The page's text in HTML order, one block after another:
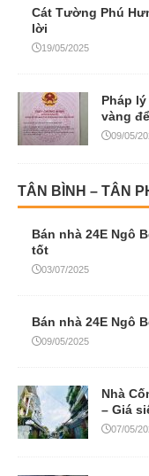
Cát Tường Phú
lời
19/05/2025
Pháp
vàng
09/05/
TÂN BÌNH – TÂN
Bán nhà 24E Ngô
tốt
03/07/2025
Bán nhà 24E Ngô
09/05/2025
Nhà
– Giá
07/05/